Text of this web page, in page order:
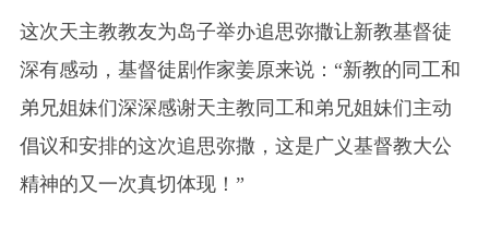
这次天主教教友为岛子举办追思弥撒让新教基督徒
深有感动，基督徒剧作家姜原来说：“新教的同工和
弟兄姐妹们深深感谢天主教同工和弟兄姐妹们主动
倡议和安排的这次追思弥撒，这是广义基督教大公
精神的又一次真切体现！”